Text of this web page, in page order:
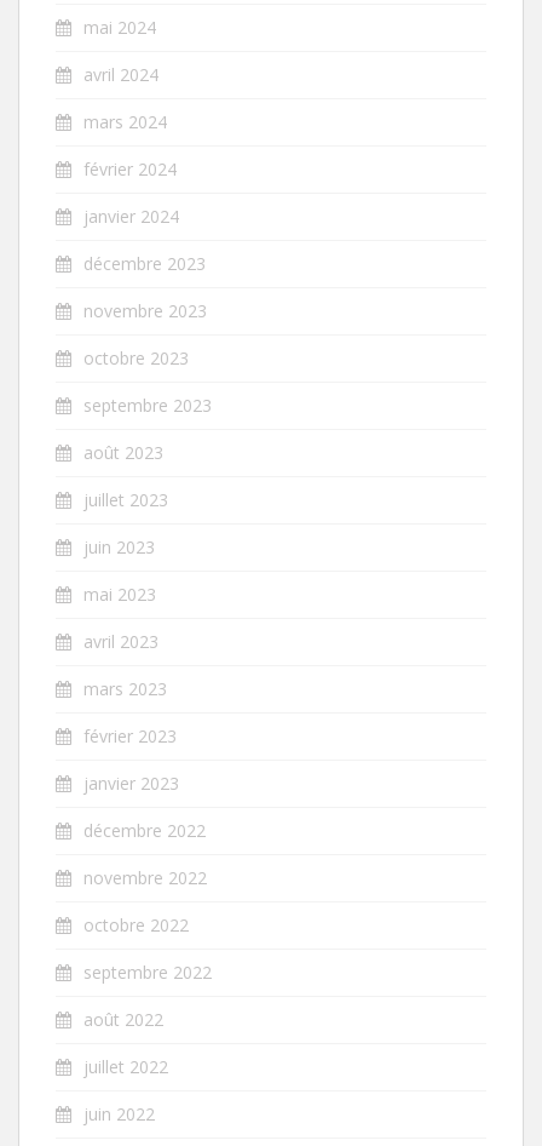
mai 2024
avril 2024
mars 2024
février 2024
janvier 2024
décembre 2023
novembre 2023
octobre 2023
septembre 2023
août 2023
juillet 2023
juin 2023
mai 2023
avril 2023
mars 2023
février 2023
janvier 2023
décembre 2022
novembre 2022
octobre 2022
septembre 2022
août 2022
juillet 2022
juin 2022